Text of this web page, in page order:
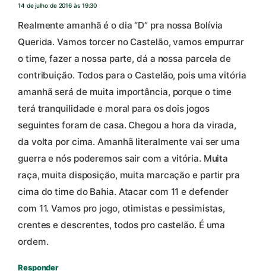
14 de julho de 2016 às 19:30
Realmente amanhã é o dia “D” pra nossa Bolívia
Querida. Vamos torcer no Castelão, vamos empurrar
o time, fazer a nossa parte, dá a nossa parcela de
contribuição. Todos para o Castelão, pois uma vitória
amanhã será de muita importância, porque o time
terá tranquilidade e moral para os dois jogos
seguintes foram de casa. Chegou a hora da virada,
da volta por cima. Amanhã literalmente vai ser uma
guerra e nós poderemos sair com a vitória. Muita
raça, muita disposição, muita marcação e partir pra
cima do time do Bahia. Atacar com 11 e defender
com 11. Vamos pro jogo, otimistas e pessimistas,
crentes e descrentes, todos pro castelão. É uma
ordem.
Responder